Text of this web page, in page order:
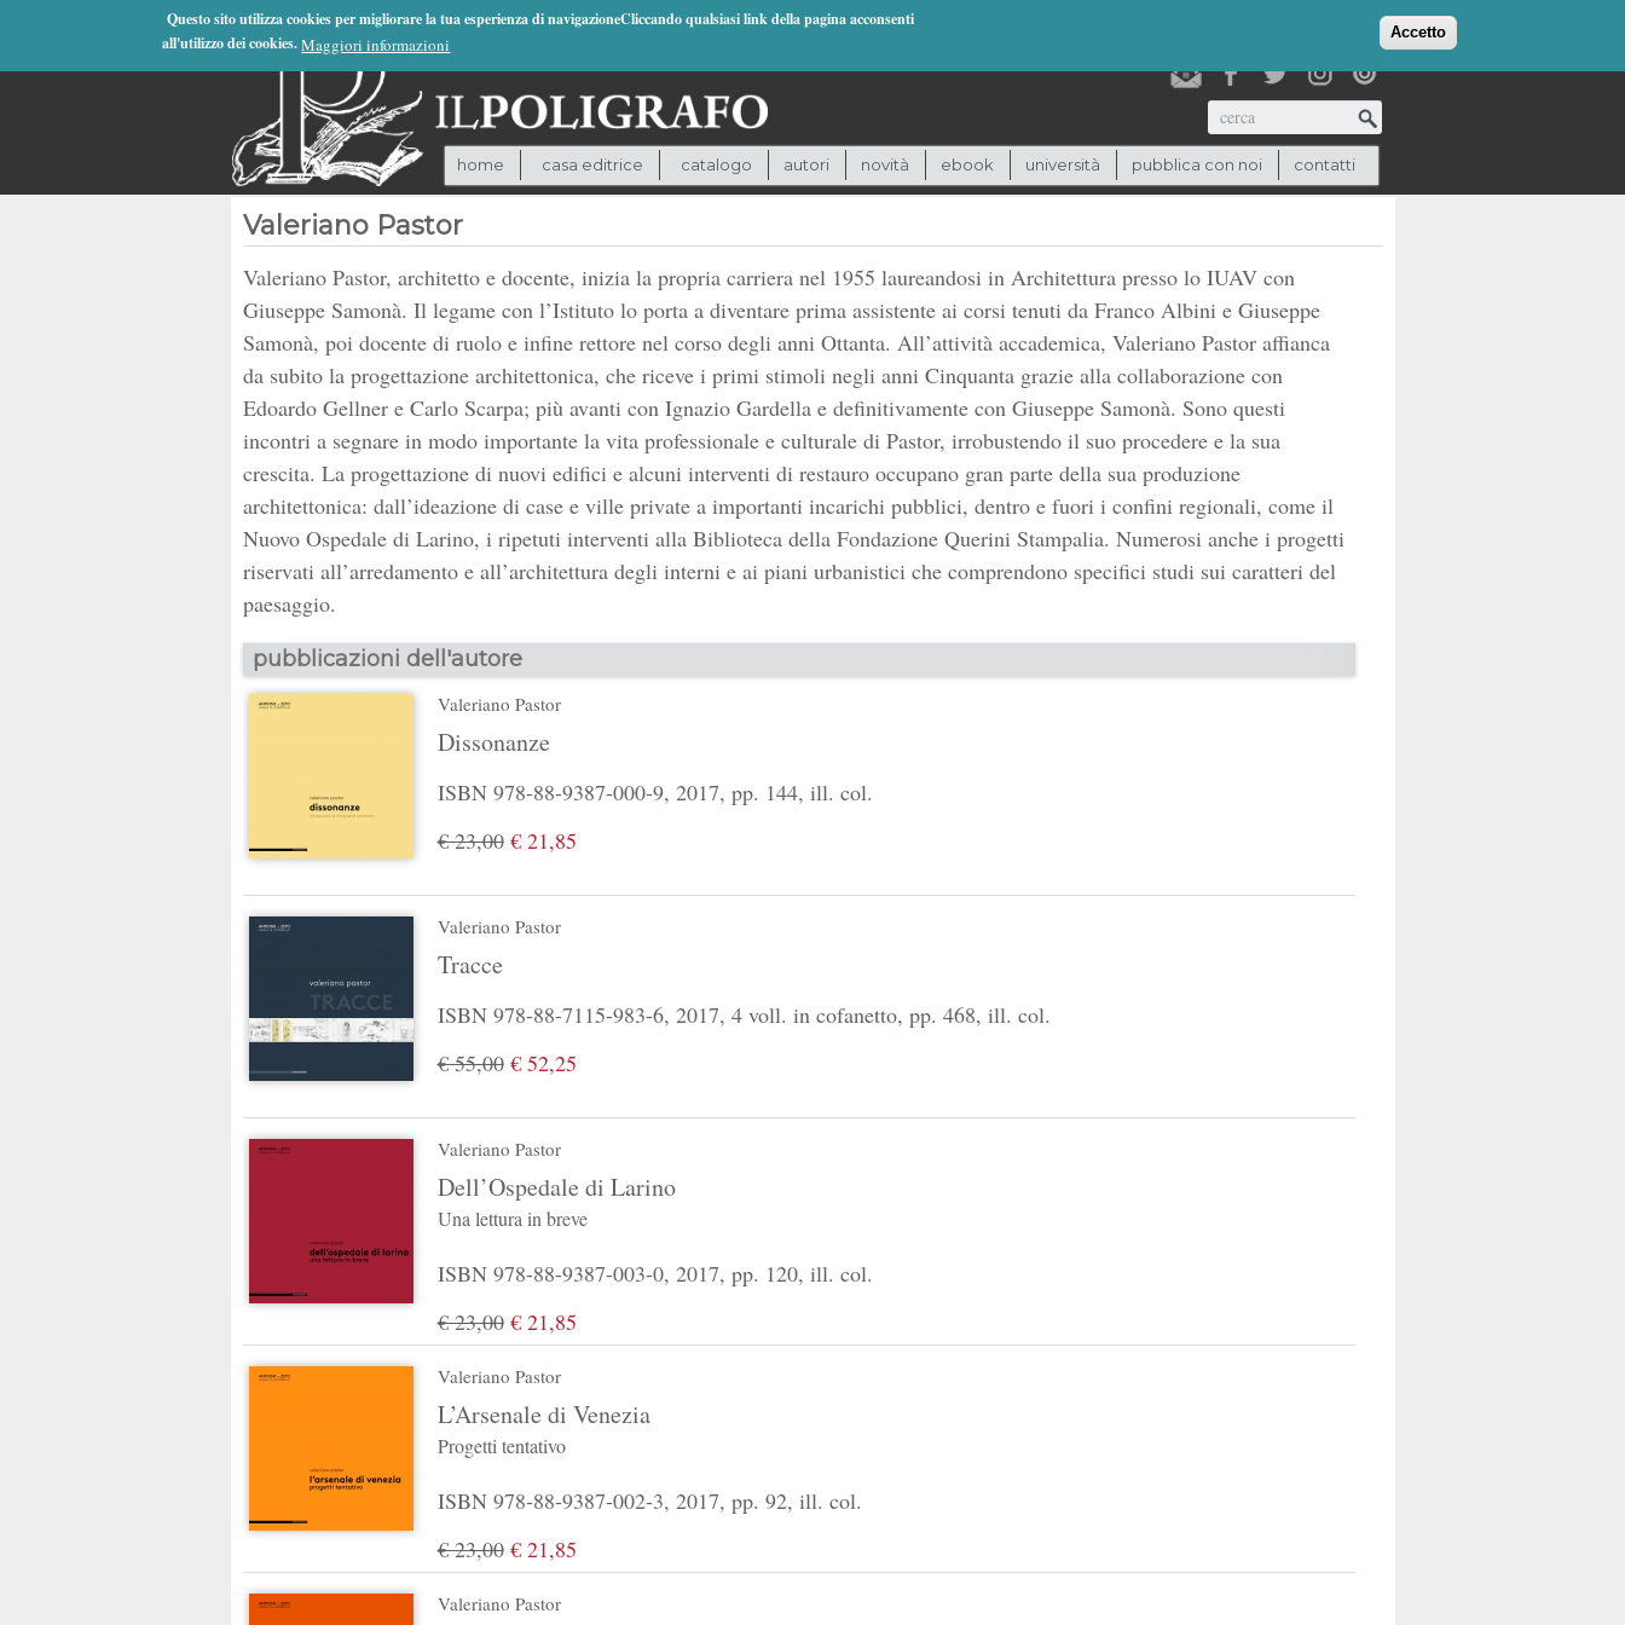
Questo sito utilizza cookies per migliorare la tua esperienza di navigazioneCliccando qualsiasi link della pagina acconsenti
all'utilizzo dei cookies. Maggiori informazioni
Accetto
(0)
Cerca
home casa editrice catalogo autori novità ebook università pubblica con noi contatti
Valeriano Pastor
Valeriano Pastor, architetto e docente, inizia la propria carriera nel 1955 laureandosi in Architettura presso lo IUAV con
Giuseppe Samonà. Il legame con l’Istituto lo porta a diventare prima assistente ai corsi tenuti da Franco Albini e Giuseppe
Samonà, poi docente di ruolo e infine rettore nel corso degli anni Ottanta. All’attività accademica, Valeriano Pastor affianca
da subito la progettazione architettonica, che riceve i primi stimoli negli anni Cinquanta grazie alla collaborazione con
Edoardo Gellner e Carlo Scarpa; più avanti con Ignazio Gardella e definitivamente con Giuseppe Samonà. Sono questi
incontri a segnare in modo importante la vita professionale e culturale di Pastor, irrobustendo il suo procedere e la sua
crescita. La progettazione di nuovi edifici e alcuni interventi di restauro occupano gran parte della sua produzione
architettonica: dall’ideazione di case e ville private a importanti incarichi pubblici, dentro e fuori i confini regionali, come il
Nuovo Ospedale di Larino, i ripetuti interventi alla Biblioteca della Fondazione Querini Stampalia. Numerosi anche i progetti
riservati all’arredamento e all’architettura degli interni e ai piani urbanistici che comprendono specifici studi sui caratteri del
paesaggio.
pubblicazioni dell'autore
Valeriano Pastor
Dissonanze
ISBN 978-88-9387-000-9, 2017, pp. 144, ill. col.
€ 23,00€ 21,85
Valeriano Pastor
Tracce
ISBN 978-88-7115-983-6, 2017, 4 voll. in cofanetto, pp. 468, ill. col.
€ 55,00€ 52,25
Valeriano Pastor
Dell’Ospedale di Larino
Una lettura in breve
ISBN 978-88-9387-003-0, 2017, pp. 120, ill. col.
€ 23,00€ 21,85
Valeriano Pastor
L’Arsenale di Venezia
Progetti tentativo
ISBN 978-88-9387-002-3, 2017, pp. 92, ill. col.
€ 23,00€ 21,85
Valeriano Pastor